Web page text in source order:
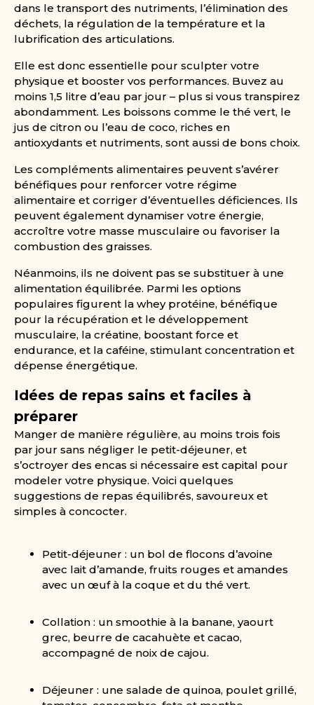
dans le transport des nutriments, l’élimination des
déchets, la régulation de la température et la
lubrification des articulations.
Elle est donc essentielle pour sculpter votre
physique et booster vos performances. Buvez au
moins 1,5 litre d’eau par jour – plus si vous transpirez
abondamment. Les boissons comme le thé vert, le
jus de citron ou l’eau de coco, riches en
antioxydants et nutriments, sont aussi de bons choix.
Les compléments alimentaires peuvent s’avérer
bénéfiques pour renforcer votre régime
alimentaire et corriger d’éventuelles déficiences. Ils
peuvent également dynamiser votre énergie,
accroître votre masse musculaire ou favoriser la
combustion des graisses.
Néanmoins, ils ne doivent pas se substituer à une
alimentation équilibrée. Parmi les options
populaires figurent la whey protéine, bénéfique
pour la récupération et le développement
musculaire, la créatine, boostant force et
endurance, et la caféine, stimulant concentration et
dépense énergétique.
Idées de repas sains et faciles à
préparer
Manger de manière régulière, au moins trois fois
par jour sans négliger le petit-déjeuner, et
s’octroyer des encas si nécessaire est capital pour
modeler votre physique. Voici quelques
suggestions de repas équilibrés, savoureux et
simples à concocter.
Petit-déjeuner : un bol de flocons d’avoine
avec lait d’amande, fruits rouges et amandes
avec un œuf à la coque et du thé vert.
Collation : un smoothie à la banane, yaourt
grec, beurre de cacahuète et cacao,
accompagné de noix de cajou.
Déjeuner : une salade de quinoa, poulet grillé,